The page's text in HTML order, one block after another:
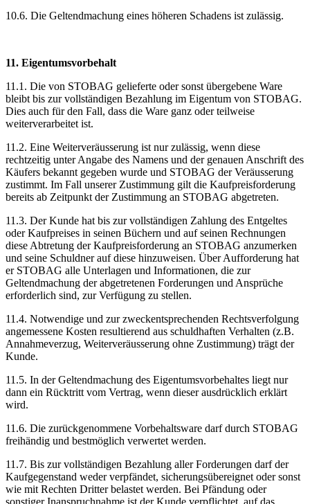
10.6. Die Geltendmachung eines höheren Schadens ist zulässig.
11. Eigentumsvorbehalt
11.1. Die von STOBAG gelieferte oder sonst übergebene Ware
bleibt bis zur vollständigen Bezahlung im Eigentum von STOBAG.
Dies auch für den Fall, dass die Ware ganz oder teilweise
weiterverarbeitet ist.
11.2. Eine Weiterveräusserung ist nur zulässig, wenn diese
rechtzeitig unter Angabe des Namens und der genauen Anschrift des
Käufers bekannt gegeben wurde und STOBAG der Veräusserung
zustimmt. Im Fall unserer Zustimmung gilt die Kaufpreisforderung
bereits ab Zeitpunkt der Zustimmung an STOBAG abgetreten.
11.3. Der Kunde hat bis zur vollständigen Zahlung des Entgeltes
oder Kaufpreises in seinen Büchern und auf seinen Rechnungen
diese Abtretung der Kaufpreisforderung an STOBAG anzumerken
und seine Schuldner auf diese hinzuweisen. Über Aufforderung hat
er STOBAG alle Unterlagen und Informationen, die zur
Geltendmachung der abgetretenen Forderungen und Ansprüche
erforderlich sind, zur Verfügung zu stellen.
11.4. Notwendige und zur zweckentsprechenden Rechtsverfolgung
angemessene Kosten resultierend aus schuldhaften Verhalten (z.B.
Annahmeverzug, Weiterveräusserung ohne Zustimmung) trägt der
Kunde.
11.5. In der Geltendmachung des Eigentumsvorbehaltes liegt nur
dann ein Rücktritt vom Vertrag, wenn dieser ausdrücklich erklärt
wird.
11.6. Die zurückgenommene Vorbehaltsware darf durch STOBAG
freihändig und bestmöglich verwertet werden.
11.7. Bis zur vollständigen Bezahlung aller Forderungen darf der
Kaufgegenstand weder verpfändet, sicherungsübereignet oder sonst
wie mit Rechten Dritter belastet werden. Bei Pfändung oder
sonstiger Inanspruchnahme ist der Kunde verpflichtet, auf das